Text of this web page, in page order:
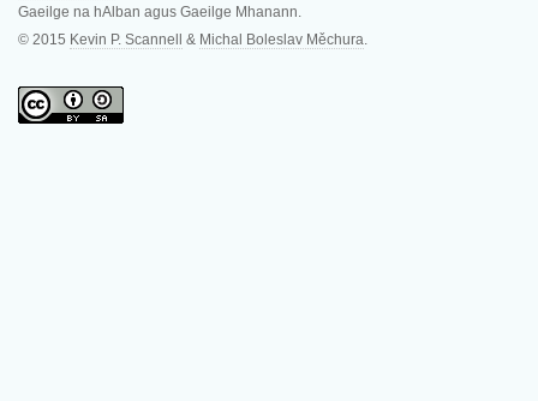
Gaeilge na hAlban agus Gaeilge Mhanann.
© 2015 Kevin P. Scannell & Michal Boleslav Měchura.